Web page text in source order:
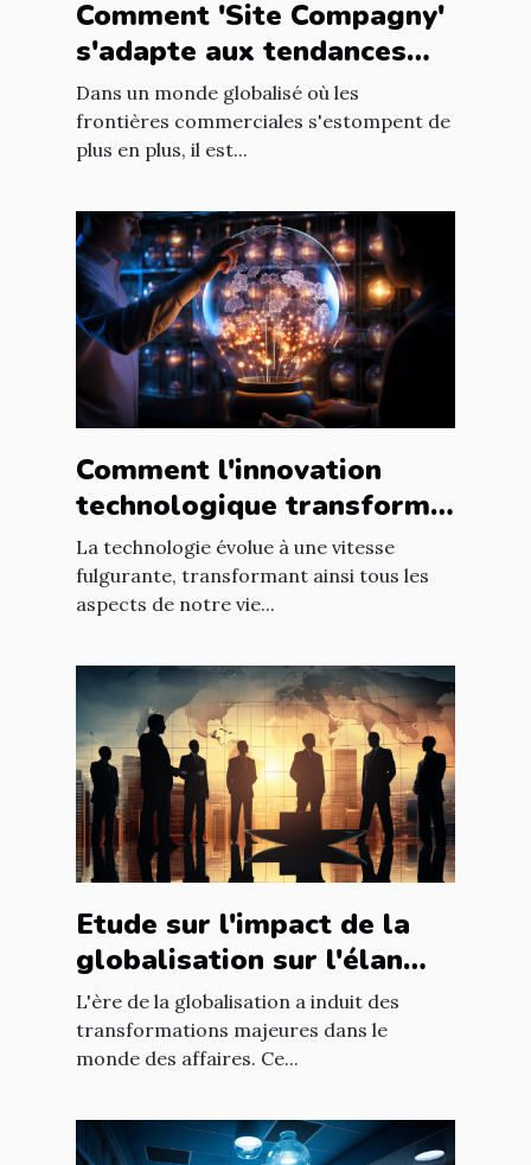
Comment 'Site Compagny'
s'adapte aux tendances
internationales du marché
en ligne
Dans un monde globalisé où les
frontières commerciales s'estompent de
plus en plus, il est...
Comment l'innovation
technologique transforme
les entreprises à l'échelle
mondiale
La technologie évolue à une vitesse
fulgurante, transformant ainsi tous les
aspects de notre vie...
Etude sur l'impact de la
globalisation sur l'élan
des affaires
L'ère de la globalisation a induit des
transformations majeures dans le
monde des affaires. Ce...